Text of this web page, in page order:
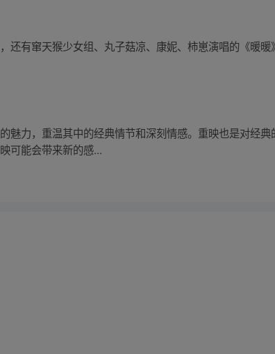
还有窜天猴少女组、丸子菇凉、康妮、柿崽演唱的《暖暖
魅力，重温其中的经典情节和深刻情感。重映也是对经
可能会带来新的感...